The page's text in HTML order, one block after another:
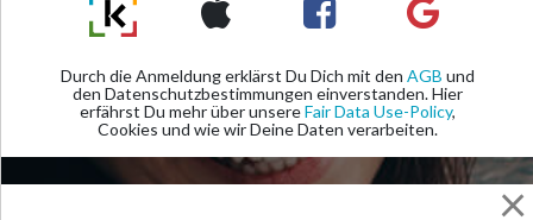
Durch die Anmeldung erklärst Du Dich mit den AGB und
den Datenschutzbestimmungen einverstanden. Hier
erfährst Du mehr über unsereFair Data Use-Policy,
Cookies und wie wir Deine Daten verarbeiten.
×